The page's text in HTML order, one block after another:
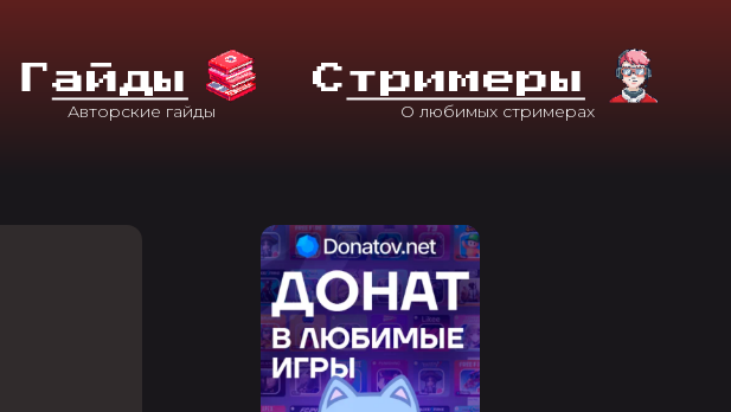
ГАйды С Тримеры